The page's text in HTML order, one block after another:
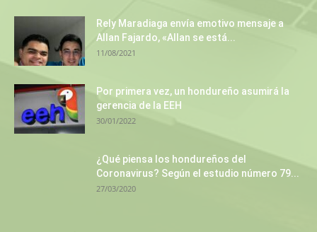
Rely Maradiaga envía emotivo mensaje a
Allan Fajardo, «Allan se está...
11/08/2021
Por primera vez, un hondureño asumirá la
gerencia de la EEH
30/01/2022
¿Qué piensa los hondureños del
Coronavirus? Según el estudio número 79...
27/03/2020